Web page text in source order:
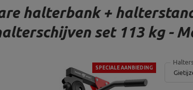
halterbank +
set 113 kg -
SPECIALE AANBIEDING